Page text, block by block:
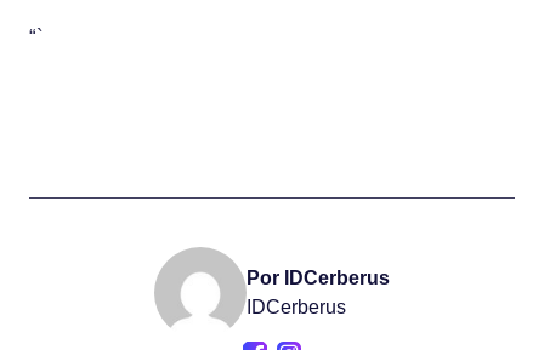
“`
Por IDCerberus
IDCerberus